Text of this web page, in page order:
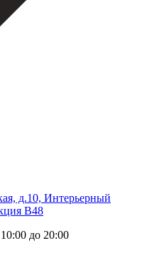
д.10, Интерьерный
В48
до 20:00